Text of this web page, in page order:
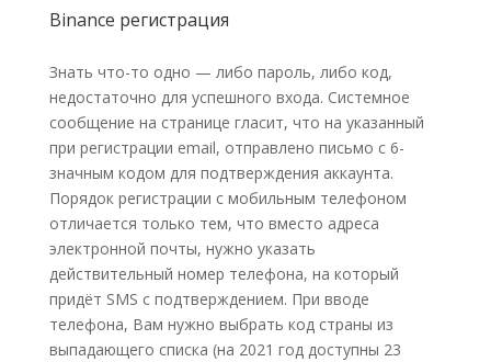
Binance регистрация
Знать что-то одно — либо пароль, либо код,
недостаточно для успешного входа. Системное
сообщение на странице гласит, что на указанный
при регистрации email, отправлено письмо с 6-
значным кодом для подтверждения аккаунта.
Порядок регистрации с мобильным телефоном
отличается только тем, что вместо адреса
электронной почты, нужно указать
действительный номер телефона, на который
придёт SMS с подтверждением. При вводе
телефона, Вам нужно выбрать код страны из
выпадающего списка (на 2021 год доступны 23